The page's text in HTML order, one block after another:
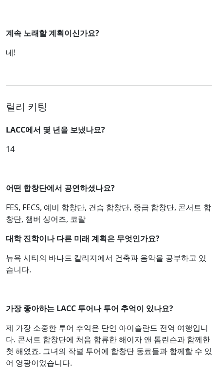
계속 노래할 계획이신가요?
네!
릴리 키팅
LACC에서 몇 년을 보냈나요?
14
어떤 합창단에서 공연하셨나요?
FES, FECS, 예비 합창단, 견습 합창단, 중급 합창단, 콘서트 합
창단, 챔버 싱어즈, 코랄
대학 진학이나 다른 미래 계획은 무엇인가요?
뉴욕 시티의 바나드 칼리지에서 건축과 음악을 공부하고 있
습니다.
가장 좋아하는 LACC 투어나 투어 추억이 있나요?
제 가장 소중한 투어 추억은 단연 아이슬란드 전역 여행입니
다. 콘서트 합창단에 처음 합류한 해이자 앤 톰린슨과 함께한
첫 해였죠. 그녀의 작별 투어에 합창단 동료들과 함께할 수 있
어 영광이었습니다.